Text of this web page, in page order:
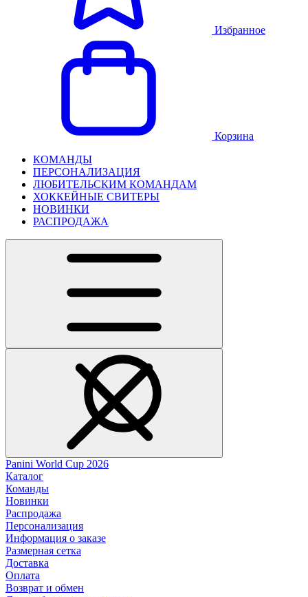
Избранное
Корзина
КОМАНДЫ
ПЕРСОНАЛИЗАЦИЯ
ЛЮБИТЕЛЬСКИМ КОМАНДАМ
ХОККЕЙНЫЕ СВИТЕРЫ
НОВИНКИ
РАСПРОДАЖА
Panini World Cup 2026
Каталог
Команды
Новинки
Распродажа
Персонализация
Информация о заказе
Размерная сетка
Доставка
Оплата
Возврат и обмен